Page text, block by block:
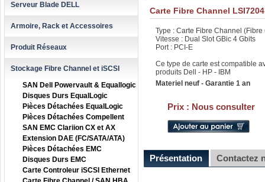
Serveur Blade DELL
Armoire, Rack et Accessoires
Produit Réseaux
Stockage Fibre Channel et iSCSI
SAN Dell Powervault & Equallogic
Disques Durs EqualLogic
Pièces Détachées EqualLogic
Pièces Détachées Compellent
SAN EMC Clariion CX et AX
Extension DAE (FC/SATA/ATA)
Pièces Détachées EMC
Disques Durs EMC
Carte Controleur iSCSI Ethernet
Carte Fibre Channel
Type : Carte Fibre Channel (Fibre
Vitesse : Dual Slot GBic 4 Gbits
Port : PCI-E
Ce type de carte est compatible
produits Dell - HP - IBM
Materiel neuf - Garantie 1 an
Prix : Nous consulter
Présentation Contactez